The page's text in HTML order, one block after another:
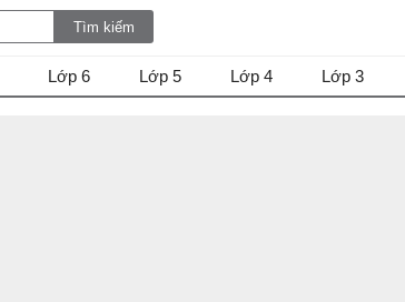
Lớp 6 Lớp 5 Lớp 4 Lớp 3